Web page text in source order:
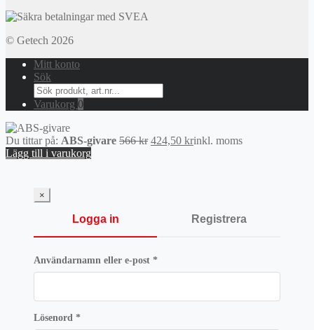
© Getech 2026
Mitt konto
Sök
Search
for:
Varukorg 0
Du tittar på: ABS-givare 566kr Det
424,50 krDet
inkl. moms
Lägg till i varukorg
×
Logga in Registrera
Användarnamn eller e-post *Obligatoriskt
Lösenord *Obligatoriskt